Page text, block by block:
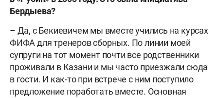
Бердыева?
– Да, с Бекиевичем мы вместе учились на курсах
ФИФА для тренеров сборных. По линии моей
супруги на тот момент почти все родственники
проживали в Казани и мы часто приезжали сюда
в гости. И как-то при встрече с ним поступило
предложение поработать вместе. Основная